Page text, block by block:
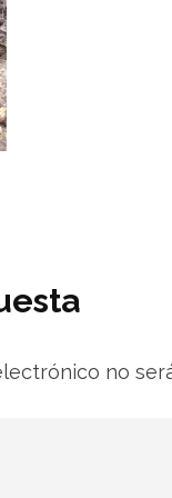
no